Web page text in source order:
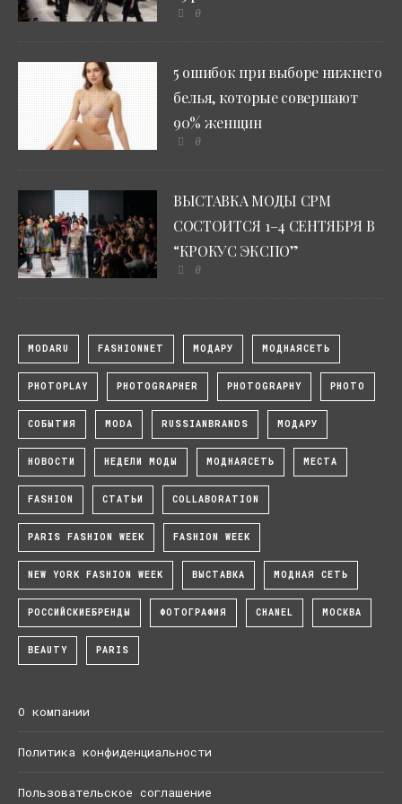
0
5 ошибок при выборе нижнего
белья, которые совершают
90% женщин
0
ВЫСТАВКА МОДЫ CPM
СОСТОИТСЯ 1–4 СЕНТЯБРЯ В
“КРОКУС ЭКСПО”
0
MODARU FASHIONNET МОДАРУ МОДНАЯСЕТЬ
PHOTOPLAY PHOTOGRAPHER PHOTOGRAPHY PHOTO
СОБЫТИЯ MODA RUSSIANBRANDS МОДАРУ
НОВОСТИ НЕДЕЛИ МОДЫ МОДНАЯСЕТЬ МЕСТА
FASHION СТАТЬИ COLLABORATION
PARIS FASHION WEEK FASHION WEEK
NEW YORK FASHION WEEK ВЫСТАВКА МОДНАЯ СЕТЬ
РОССИЙСКИЕБРЕНДЫ ФОТОГРАФИЯ CHANEL МОСКВА
BEAUTY PARIS
О компании
Политика конфиденциальности
Пользовательское соглашение